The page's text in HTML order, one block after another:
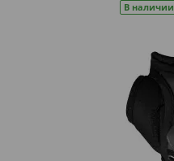
В наличии